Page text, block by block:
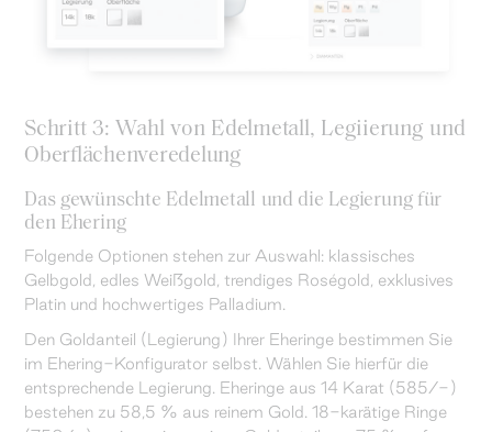
Schritt 3: Wahl von Edelmetall, Legiierung und
Oberflächenveredelung
Das gewünschte Edelmetall und die Legierung für
den Ehering
Folgende Optionen stehen zur Auswahl: klassisches
Gelbgold, edles Weißgold, trendiges Roségold, exklusives
Platin und hochwertiges Palladium.
Den Goldanteil (Legierung) Ihrer Eheringe bestimmen Sie
im Ehering-Konfigurator selbst. Wählen Sie hierfür die
entsprechende Legierung. Eheringe aus 14 Karat (585/-)
bestehen zu 58,5 % aus reinem Gold. 18-karätige Ringe